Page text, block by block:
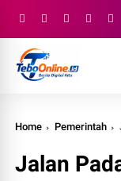
Home Pemerintah
Jalan